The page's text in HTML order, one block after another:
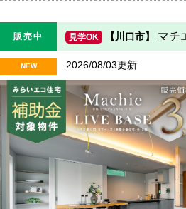
販売中 見学OK 【川口市】 マチ
NEW 2026/08/03更新